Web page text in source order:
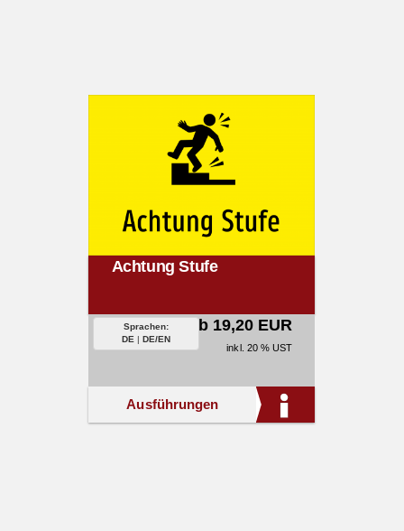
Achtung Stufe
Sprachen:
DE | DE/EN
ab 19,20 EUR
inkl. 20 % UST
Ausführungen